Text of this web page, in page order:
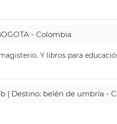
- Colombia
Y libros para
| Destino: belén de umbría -